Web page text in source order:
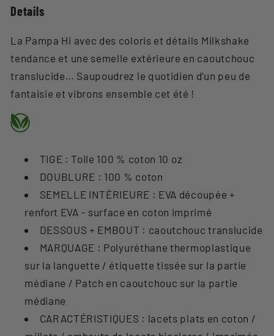
Details
La Pampa Hi avec des coloris et détails Milkshake
tendance et une semelle extérieure en caoutchouc
translucide… Saupoudrez le quotidien d’un peu de
fantaisie et vibrons ensemble cet été !
TIGE : Toile 100 % coton 10 oz
DOUBLURE : 100 % coton
SEMELLE INTÉRIEURE : EVA découpée +
renfort EVA - surface en coton imprimé
DESSOUS + EMBOUT : caoutchouc translucide
MARQUAGE : Polyuréthane thermoplastique
sur la languette / étiquette tissée sur la partie
médiane / Patch en caoutchouc sur la partie
médiane
CARACTÉRISTIQUES : lacets plats en coton /